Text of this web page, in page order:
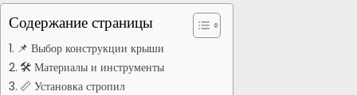
Содержание страницы
📌 Выбор конструкции крыши
🛠️ Материалы и инструменты
📏 Установка стропил